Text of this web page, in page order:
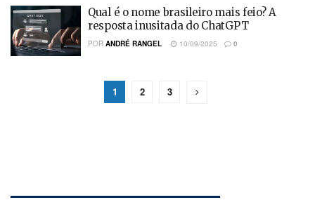
Qual é o nome brasileiro mais feio? A
resposta inusitada do ChatGPT
POR ANDRÉ RANGEL 10/09/2025 0
1 2 3